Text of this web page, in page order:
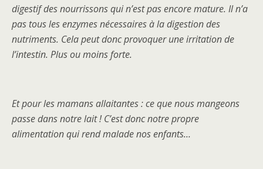
digestif des nourrissons qui n’est pas encore mature. Il n’a
pas tous les enzymes nécessaires à la digestion des
nutriments. Cela peut donc provoquer une irritation de
l’intestin. Plus ou moins forte.
Et pour les mamans allaitantes : ce que nous mangeons
passe dans notre lait ! C’est donc notre propre
alimentation qui rend malade nos enfants…